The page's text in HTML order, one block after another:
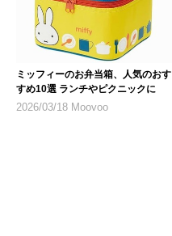
ミッフィーのお弁当箱、人気のおす
すめ10選 ランチやピクニックに
2026/03/18 Moovoo